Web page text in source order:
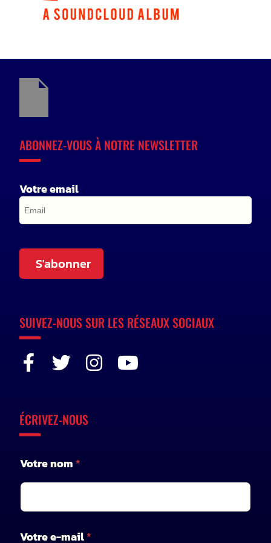
ABONNEZ-VOUS À NOTRE NEWSLETTER
Votre email
S'abonner
SUIVEZ-NOUS SUR LES RÉSEAUX SOCIAUX
ÉCRIVEZ-NOUS
Votre nom *
Votre e-mail*